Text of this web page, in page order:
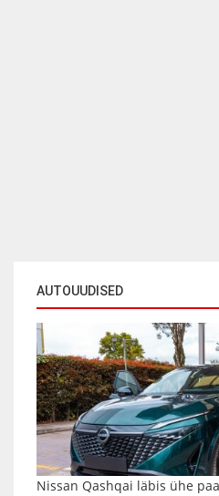
AUTOUUDISED
Nissan Qashqai läbis ühe